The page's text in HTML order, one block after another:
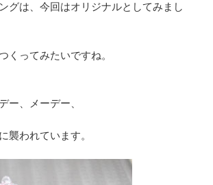
グは、今回はオリジナルとしてみまし
くってみたいですね。
ー、メーデー、
襲われています。